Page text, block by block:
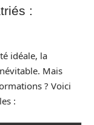
:
idéale, la
Mais
? Voici
: